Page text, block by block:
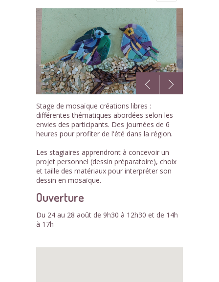
à
carnet
1 /1
Stage de mosaïque créations libres :
différentes thématiques abordées selon les
envies des participants. Des journées de 6
heures pour profiter de l'été dans la région.
Les stagiaires apprendront à concevoir un
projet personnel (dessin préparatoire), choix
et taille des matériaux pour interpréter son
dessin en mosaïque.
Ouverture
Du 24 au 28 août de 9h30 à 12h30 et de 14h
à 17h